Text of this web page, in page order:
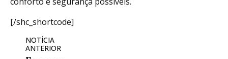
[/shc_shortcode]
NOTÍCIA
ANTERIOR